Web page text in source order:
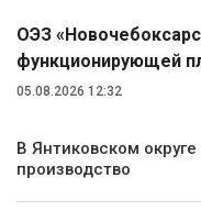
ОЭЗ
функционирующей
05.08.2026 12:32
В Янтиковском
производство